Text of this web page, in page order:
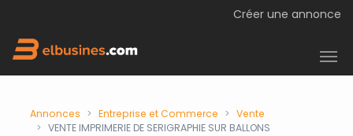
Créer une annonce
Immobilier Professionnel
Annonces Entreprise et Commerce
Vente
VENTE IMPRIMERIE DE SERIGRAPHIE SUR BALLONS